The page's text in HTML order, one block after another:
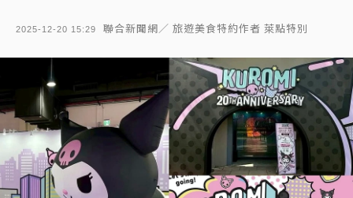
2025-12-20 15:29 聯合新聞網／ 旅遊美食特約作者 萊點特別